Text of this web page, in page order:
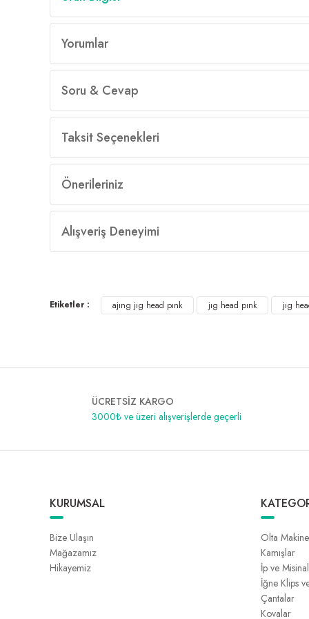
Yorumlar
Soru & Cevap
Taksit Seçenekleri
Önerileriniz
Alışveriş Deneyimi
Etiketler : ajıng jıg head pınk jıg head pınk jıg
ÜCRETSİZ KARGO
3000₺ ve üzeri alışverişlerde geçerli
KURUMSAL
Bize Ulaşın
Mağazamız
Hikayemiz
Olta
Kamışlar
İp ve
İğne Klips
Çantalar
Kovalar